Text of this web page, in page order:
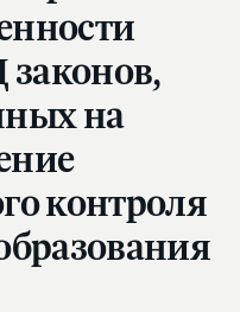
на
контроля